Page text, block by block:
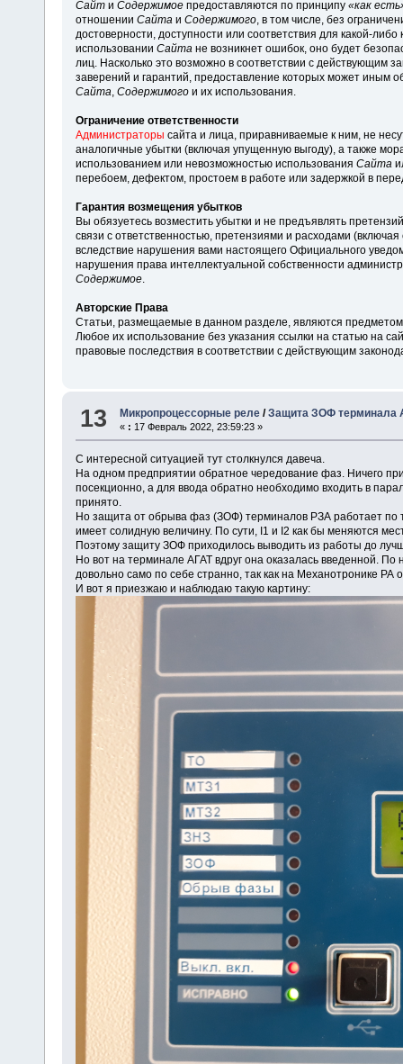
Сайт и Содержимое предоставляются по принципу «как
отношении Сайта и Содержимого, в том числе, без
достоверности, доступности или соответствия для какой-
использовании Сайта не возникнет ошибок, оно будет
лиц. Насколько это возможно в соответствии с действующим
заверений и гарантий, предоставление которых может иным
Сайта, Содержимого и их использования.
Ограничение ответственности
Администраторы сайта и лица, приравниваемые к ним, не
аналогичные убытки (включая упущенную выгоду), а также
использованием или невозможностью использования Сайта
перебоем, дефектом, простоем в работе или задержкой в
Гарантия возмещения убытков
Вы обязуетесь возместить убытки и не предъявлять
связи с ответственностью, претензиями и расходами
вследствие нарушения вами настоящего Официального
нарушения права интеллектуальной собственности
Содержимое.
Авторские Права
Статьи, размещаемые в данном разделе, являются
Любое их использование без указания ссылки на статью на
правовые последствия в соответствии с действующим
13 Микропроцессорные реле /Защита ЗОФ терминала
« : 17 Февраль 2022, 23:59:23 »
С интересной ситуацией тут столкнулся давеча.
На одном предприятии обратное чередование фаз. Ничего
посекционно, а для ввода обратно необходимо входить в
принято.
Но защита от обрыва фаз (ЗОФ) терминалов РЗА работает по
имеет солидную величину. По сути, I1 и I2 как бы меняются
Поэтому защиту ЗОФ приходилось выводить из работы до
Но вот на терминале АГАТ вдруг она оказалась введенной.
довольно само по себе странно, так как на Механотронике РА
И вот я приезжаю и наблюдаю такую картину: